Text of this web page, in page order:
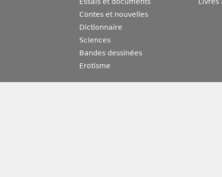
Essais et documents
Contes et nouvelles
Dictionnaire
Sciences
Bandes dessinées
Erotisme
Livres